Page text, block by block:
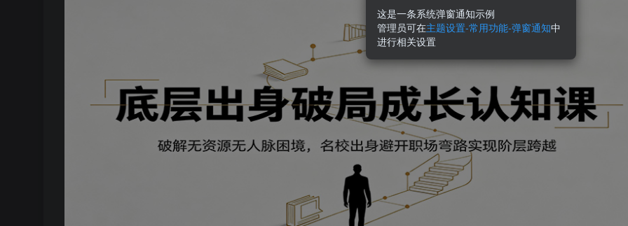
这是一条系统弹窗通知示例
管理员可在主题设置-常用功能-弹窗通知中
进行相关设置